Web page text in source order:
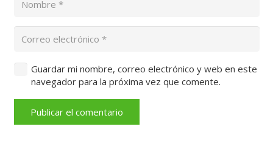
Guardar mi nombre, correo electrónico y web en este
navegador para la próxima vez que comente.
Publicar el comentario